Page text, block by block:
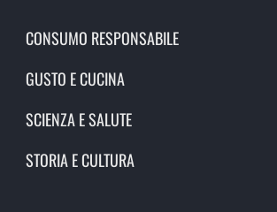
CONSUMO RESPONSABILE
GUSTO E CUCINA
SCIENZA E SALUTE
STORIA E CULTURA